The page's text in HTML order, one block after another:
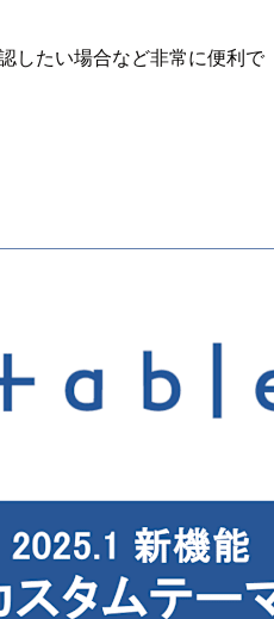
したい場合など非常に便利で